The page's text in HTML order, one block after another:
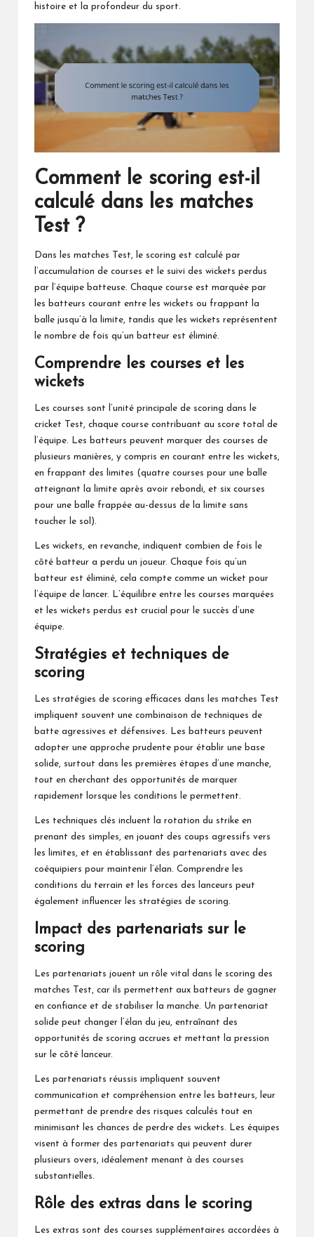
histoire et la profondeur du sport.
Comment le scoring est-il
calculé dans les matches
Test ?
Dans les matches Test, le scoring est calculé par
l’accumulation de courses et le suivi des wickets perdus
par l’équipe batteuse. Chaque course est marquée par
les batteurs courant entre les wickets ou frappant la
balle jusqu’à la limite, tandis que les wickets représentent
le nombre de fois qu’un batteur est éliminé.
Comprendre les courses et les
wickets
Les courses sont l’unité principale de scoring dans le
cricket Test, chaque course contribuant au score total de
l’équipe. Les batteurs peuvent marquer des courses de
plusieurs manières, y compris en courant entre les wickets,
en frappant des limites (quatre courses pour une balle
atteignant la limite après avoir rebondi, et six courses
pour une balle frappée au-dessus de la limite sans
toucher le sol).
Les wickets, en revanche, indiquent combien de fois le
côté batteur a perdu un joueur. Chaque fois qu’un
batteur est éliminé, cela compte comme un wicket pour
l’équipe de lancer. L’équilibre entre les courses marquées
et les wickets perdus est crucial pour le succès d’une
équipe.
Stratégies et techniques de
scoring
Les stratégies de scoring efficaces dans les matches Test
impliquent souvent une combinaison de techniques de
batte agressives et défensives. Les batteurs peuvent
adopter une approche prudente pour établir une base
solide, surtout dans les premières étapes d’une manche,
tout en cherchant des opportunités de marquer
rapidement lorsque les conditions le permettent.
Les techniques clés incluent la rotation du strike en
prenant des simples, en jouant des coups agressifs vers
les limites, et en établissant des partenariats avec des
coéquipiers pour maintenir l’élan. Comprendre les
conditions du terrain et les forces des lanceurs peut
également influencer les stratégies de scoring.
Impact des partenariats sur le
scoring
Les partenariats jouent un rôle vital dans le scoring des
matches Test, car ils permettent aux batteurs de gagner
en confiance et de stabiliser la manche. Un partenariat
solide peut changer l’élan du jeu, entraînant des
opportunités de scoring accrues et mettant la pression
sur le côté lanceur.
Les partenariats réussis impliquent souvent
communication et compréhension entre les batteurs, leur
permettant de prendre des risques calculés tout en
minimisant les chances de perdre des wickets. Les équipes
visent à former des partenariats qui peuvent durer
plusieurs overs, idéalement menant à des courses
substantielles.
Rôle des extras dans le scoring
Les extras sont des courses supplémentaires accordées à